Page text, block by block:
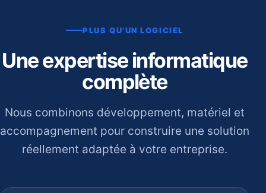
PLUS QU’UN LOGICIEL
Une expertise informatique
complète
Nous combinons développement, matériel et
accompagnement pour construire une solution
réellement adaptée à votre entreprise.